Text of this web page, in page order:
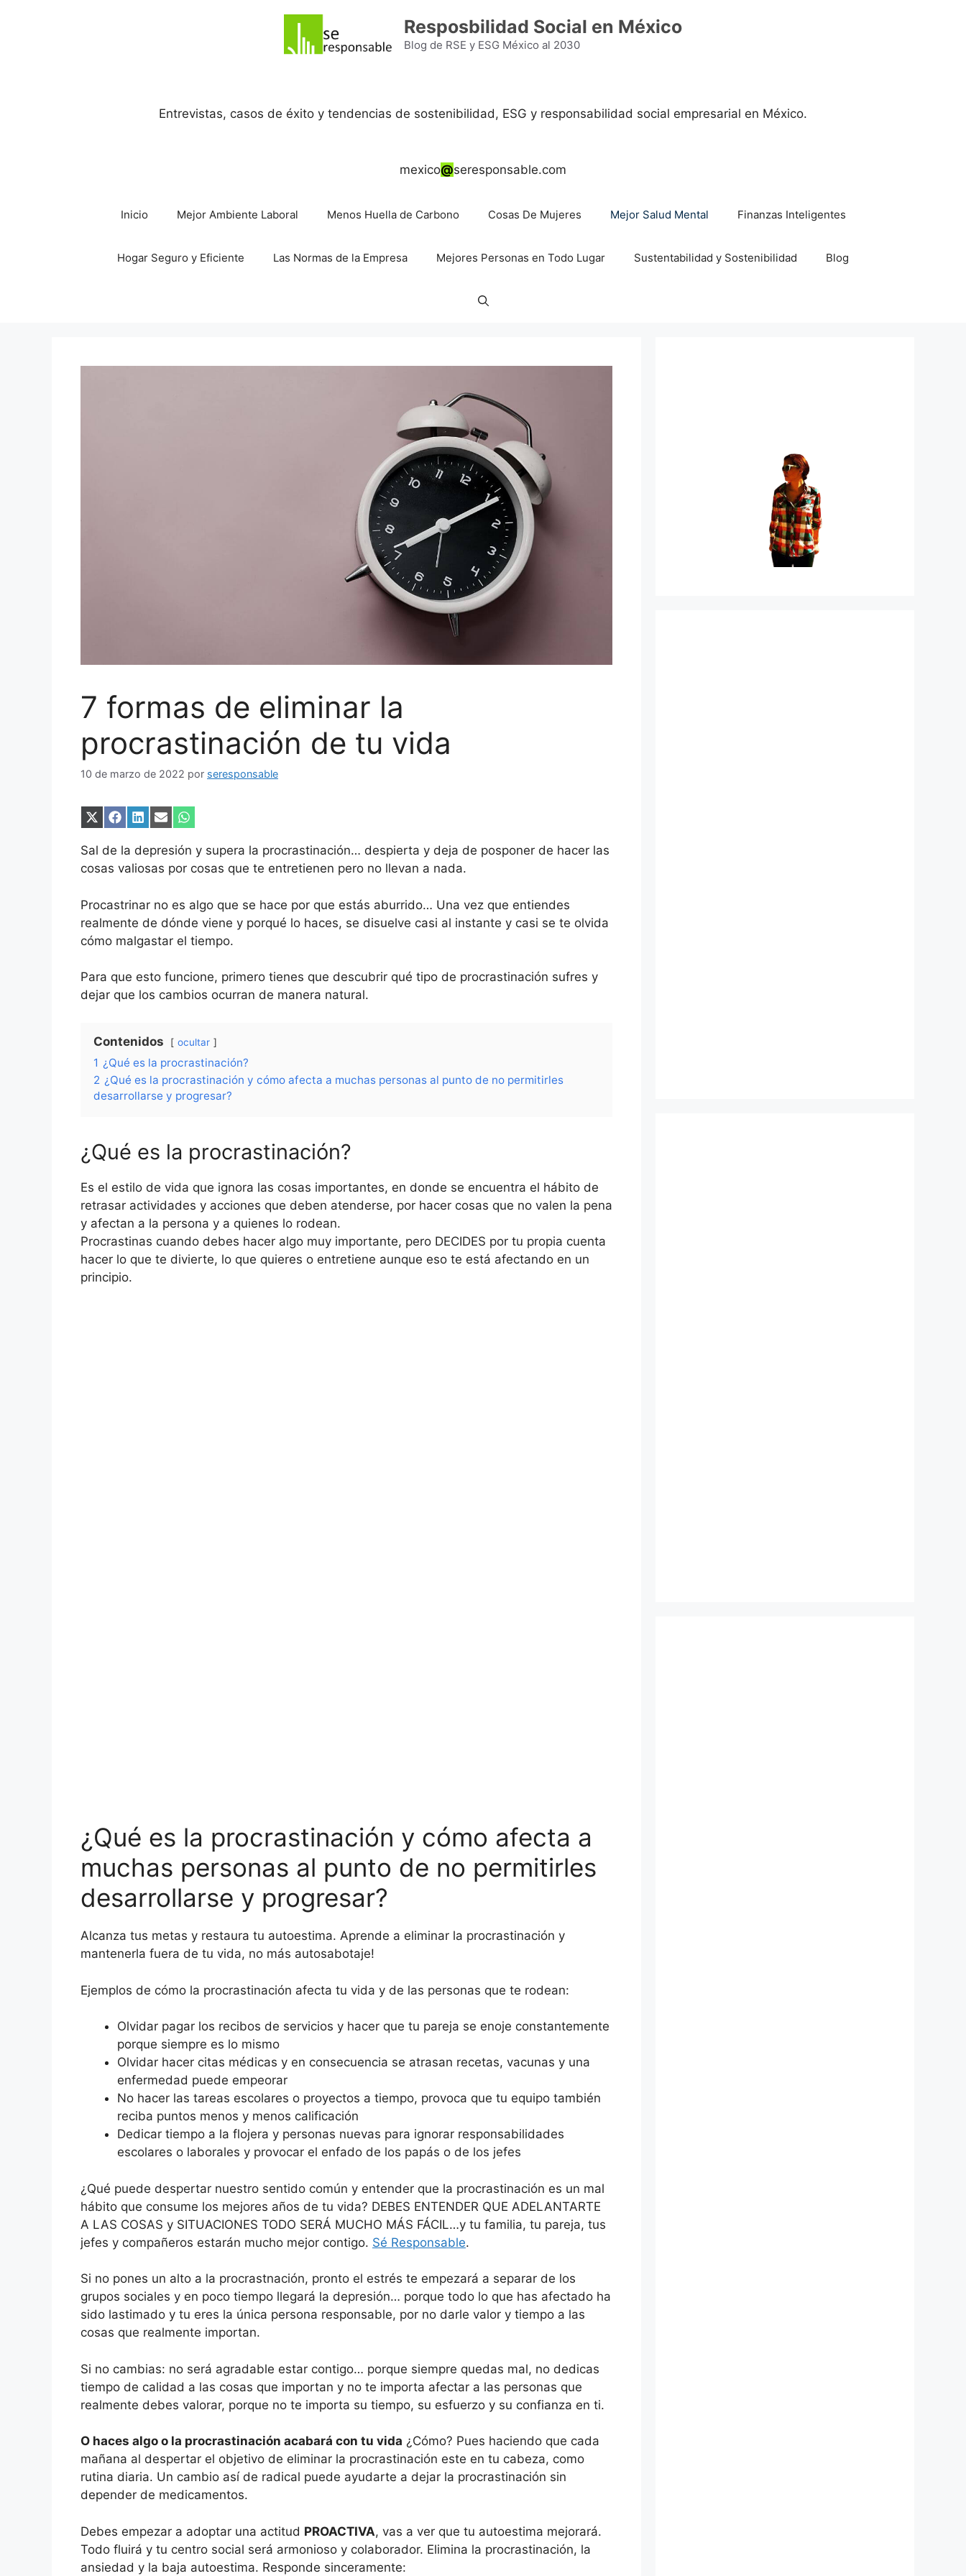
Resposbilidad Social en México
Blog de RSE y ESG México al 2030
Entrevistas, casos de éxito y tendencias de sostenibilidad, ESG y responsabilidad social empresarial en México.
mexico@seresponsable.com
Inicio Mejor Ambiente Laboral Menos Huella de Carbono Cosas De Mujeres Mejor Salud Mental Finanzas Inteligentes
Hogar Seguro y Eficiente Las Normas de la Empresa Mejores Personas en Todo Lugar Sustentabilidad y Sostenibilidad Blog
7 formas de eliminar la
procrastinación de tu vida
10 de marzo de 2022 por seresponsable
Compartir
X
(Twitter)
Compartir
Facebook
Compartir
LinkedIn
Compartir
Email
Compartir
WhatsApp
Sal de la depresión y supera la procrastinación… despierta y deja de posponer de hacer las
cosas valiosas por cosas que te entretienen pero no llevan a nada.
Procastrinar no es algo que se hace por que estás aburrido… Una vez que entiendes
realmente de dónde viene y porqué lo haces, se disuelve casi al instante y casi se te olvida
cómo malgastar el tiempo.
Para que esto funcione, primero tienes que descubrir qué tipo de procrastinación sufres y
dejar que los cambios ocurran de manera natural.
Contenidos ocultar
1 ¿Qué es la procrastinación?
2 ¿Qué es la procrastinación y cómo afecta a muchas personas al punto de no permitirles
desarrollarse y progresar?
¿Qué es la procrastinación?
Es el estilo de vida que ignora las cosas importantes, en donde se encuentra el hábito de
retrasar actividades y acciones que deben atenderse, por hacer cosas que no valen la pena
y afectan a la persona y a quienes lo rodean.
Procrastinas cuando debes hacer algo muy importante, pero DECIDES por tu propia cuenta
hacer lo que te divierte, lo que quieres o entretiene aunque eso te está afectando en un
principio.
¿Qué es la procrastinación y cómo afecta a
muchas personas al punto de no permitirles
desarrollarse y progresar?
Alcanza tus metas y restaura tu autoestima. Aprende a eliminar la procrastinación y
mantenerla fuera de tu vida, no más autosabotaje!
Ejemplos de cómo la procrastinación afecta tu vida y de las personas que te rodean:
Olvidar pagar los recibos de servicios y hacer que tu pareja se enoje constantemente
porque siempre es lo mismo
Olvidar hacer citas médicas y en consecuencia se atrasan recetas, vacunas y una
enfermedad puede empeorar
No hacer las tareas escolares o proyectos a tiempo, provoca que tu equipo también
reciba puntos menos y menos calificación
Dedicar tiempo a la flojera y personas nuevas para ignorar responsabilidades
escolares o laborales y provocar el enfado de los papás o de los jefes
¿Qué puede despertar nuestro sentido común y entender que la procrastinación es un mal
hábito que consume los mejores años de tu vida? DEBES ENTENDER QUE ADELANTARTE
A LAS COSAS y SITUACIONES TODO SERÁ MUCHO MÁS FÁCIL…y tu familia, tu pareja, tus
jefes y compañeros estarán mucho mejor contigo. Sé Responsable.
Si no pones un alto a la procrastnación, pronto el estrés te empezará a separar de los
grupos sociales y en poco tiempo llegará la depresión… porque todo lo que has afectado ha
sido lastimado y tu eres la única persona responsable, por no darle valor y tiempo a las
cosas que realmente importan.
Si no cambias: no será agradable estar contigo… porque siempre quedas mal, no dedicas
tiempo de calidad a las cosas que importan y no te importa afectar a las personas que
realmente debes valorar, porque no te importa su tiempo, su esfuerzo y su confianza en ti.
O haces algo o la procrastinación acabará con tu vida ¿Cómo? Pues haciendo que cada
mañana al despertar el objetivo de eliminar la procrastinación este en tu cabeza, como
rutina diaria. Un cambio así de radical puede ayudarte a dejar la procrastinación sin
depender de medicamentos.
Debes empezar a adoptar una actitud PROACTIVA, vas a ver que tu autoestima mejorará.
Todo fluirá y tu centro social será armonioso y colaborador. Elimina la procrastinación, la
ansiedad y la baja autoestima. Responde sinceramente: